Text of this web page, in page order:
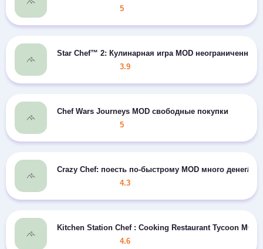
5
Star Chef™ 2: Кулинарная игра MOD неограниченно
3.9
Chef Wars Journeys MOD свободные покупки
5
Crazy Chef: поесть по-быстрому MOD много денег/
4.3
Kitchen Station Chef : Cooking Restaurant Tycoon
4.6